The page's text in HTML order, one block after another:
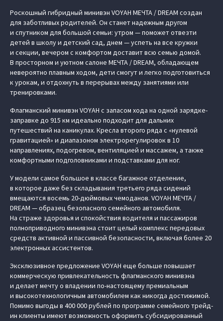
Роскошный гибридный минивэн VOYAH МЕЧТА / DREAM создан
для заботливых родителей. Он станет надежным другом
и спутником для большой семьи: утром — поможет отвезти
детей в школу и детский сад, днем — успеть на все кружки
и секции, вечером с комфортом доставит всю семью домой.
В просторном и уютном салоне МЕЧТА / DREAM, обладающем
невероятно плавным ходом, дети смогут и легко подготовиться
к урокам, и отдохнуть в перерывах между занятиями или
тренировками.
Флагманский минивэн VOYAH с запасом хода на одной зарядке-
заправке до 915 км идеально подходит для дальних
путешествий на каникулах. Кресла второго ряда с «нулевой
гравитацией» и диапазоном электрорегулировок в 10
направлениях, подогревом, вентиляцией и массажем, а также
комфортными подголовниками и подставками для ног.
У модели самое большое в классе багажное отделение,
в которое даже без складывания третьего ряда сидений
вмещаются восемь 20-дюймовых чемоданов. VOYAH МЕЧТА /
DREAM — образец безопасного семейного автомобиля.
На страже здоровья и спокойствия водителя и пассажиров
полноприводного минивэна стоит целый комплекс передовых
средств активной и пассивной безопасности, включая более 20
электронных ассистентов.
Эксклюзивное предложение VOYAH еще больше повышает
коммерческую привлекательность флагманского минивэна
и делает мечту о владении по-настоящему премиальным
и высокотехнологичным автомобилем как никогда достижимой.
Помимо выгоды в 400 000 рублей по программе семейного трейд-
ин клиенты имеют возможность оформить субсидированный